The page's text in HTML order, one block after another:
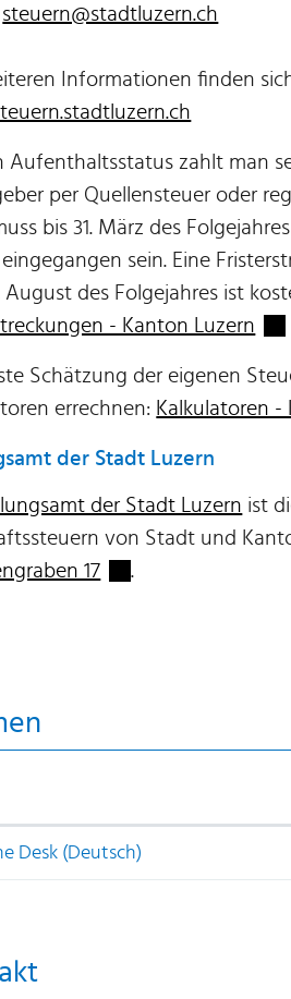
steuern@stadtluzern.ch
Informationen finden
Aufenthaltsstatus zahlt man
per Quellensteuer oder
bis 31. März des
eingegangen sein. Eine
August des Folgejahres ist
- Kanton Luzern
Schätzung der eigenen
errechnen: Kalkulatoren -
der Stadt Luzern
der Stadt Luzern ist
von Stadt und
17Externer Link wird in
.
Desk (Deutsch)